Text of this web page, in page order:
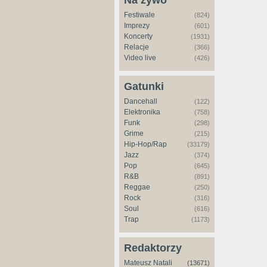
Festiwale (824)
Imprezy (601)
Koncerty (1931)
Relacje (366)
Video live (426)
Gatunki
Dancehall (122)
Elektronika (758)
Funk (298)
Grime (215)
Hip-Hop/Rap (33179)
Jazz (374)
Pop (645)
R&B (891)
Reggae (250)
Rock (316)
Soul (616)
Trap (1173)
Redaktorzy
Mateusz Natali (13671)